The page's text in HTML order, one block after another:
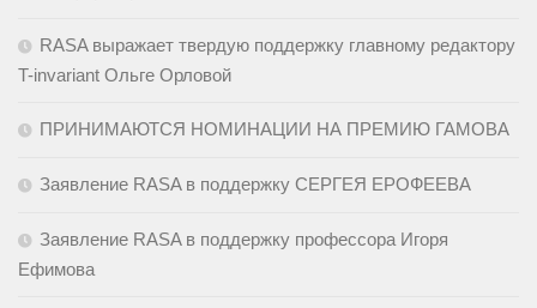
RASA выражает твердую поддержку главному редактору
T-invariant Ольге Орловой
ПРИНИМАЮТСЯ НОМИНАЦИИ НА ПРЕМИЮ ГАМОВА
Заявление RASA в поддержку СЕРГЕЯ ЕРОФЕЕВА
Заявление RASA в поддержку профессора Игоря
Ефимова